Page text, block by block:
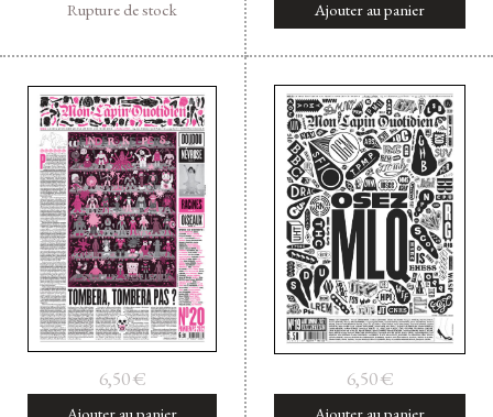
Rupture de stock Ajouter au panier
6,50€ 6,50€